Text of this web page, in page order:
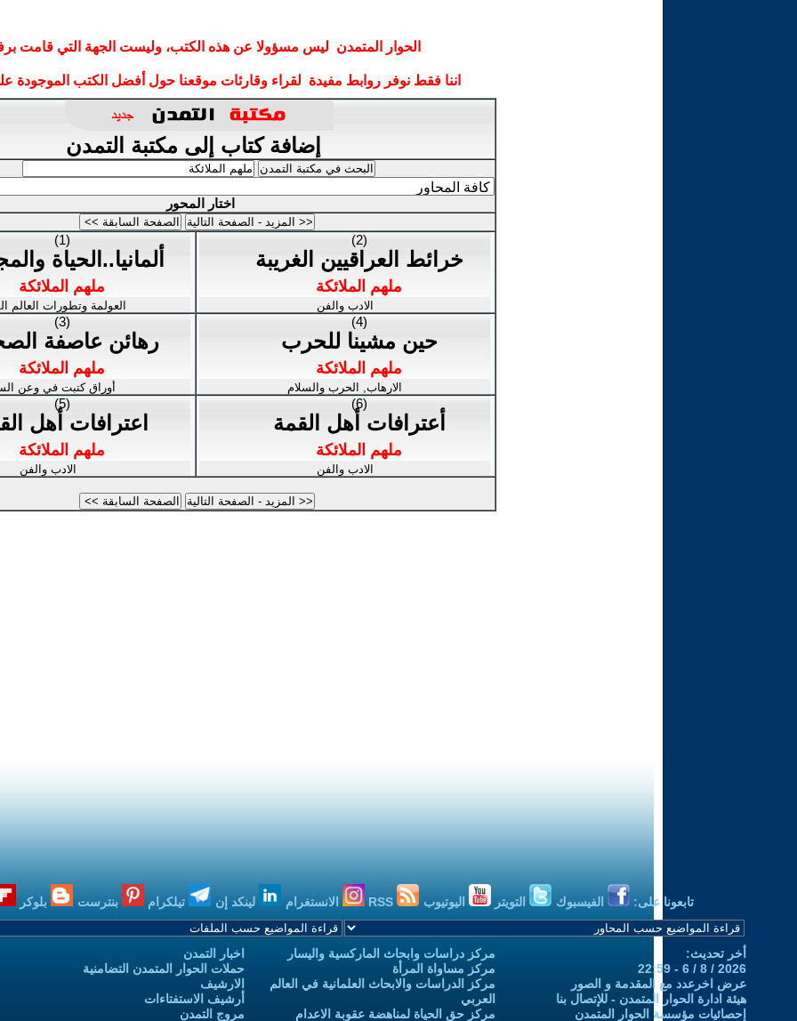
الحوار المتمدن ليس مسؤولا عن هذه الكتب، وليست الجهة التي قامت
اننا فقط نوفر روابط مفيدة لقراء وقارئات موقعنا حول أفضل الكتب الموجودة
اختار المحور
(1)
ألمانيا..الحياة
ملهم الملائكة
العولمة وتطورات العالم
(2)
خرائط العراقيين الغريبة
ملهم الملائكة
الادب والفن
(3)
رهائن عاصفة
ملهم الملائكة
أوراق كتبت في وعن
(4)
حين مشينا للحرب
ملهم الملائكة
الارهاب, الحرب والسلام
(5)
اعترافات أهل
ملهم الملائكة
الادب والفن
(6)
أعترافات أهل القمة
ملهم الملائكة
الادب والفن
تابعونا على: الفيسبوك التويتر اليوتيوب الانستغرام لينكد إن تيلكرام بنترست بلوكر
أخر تحديث:
2026 / 8 / 6 - 22:59
عرض اخرعدد مع المقدمة و الصور
هيئة ادارة الحوار المتمدن - للإتصال بنا
إحصائيات مؤسسة الحوار المتمدن
مركز دراسات وابحاث الماركسية واليسار
مركز مساواة المرأة
مركز الدراسات والابحاث العلمانية في العالم
العربي
مركز حق الحياة لمناهضة عقوبة الاعدام
اخبار التمدن
حملات الحوار المتمدن التضامنية
الارشيف
أرشيف الاستفتاءات
مروج التمدن